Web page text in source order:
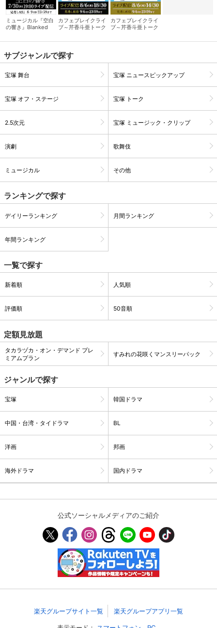
基本情報、本人連絡先、パスワード 、クレ
ジットカード情報の変更が可能です。
現在獲得済みのお得なクーポンを確認でき
レンタル、購入、定額見放題の購入履歴の
お気に入りに登録した作品を確認できま
閲覧履歴
サイト内の閲覧履歴を確認できます。履歴
の削除も可能です。
視聴年齢制限
サイト内で表示される作品の表示制限が可
能です。5段階の年齢区分から選択できま
す。
スマホなどでRakuten TVを視聴する際のデ
バイス連携の設定ができます。
す。
メルマガ
定額見放題解約
定額見放題コンテンツの解約はこちらから
可能です。
ログアウト
ミュージカル『空白
の響き』Blanked
カフェブレイクライ
ブ～芹香斗亜トーク
カフェブレイクライ
ブ～芹香斗亜トーク
サブジャンルで探す
宝塚 舞台 宝塚 ニュースピックアップ
宝塚 オフ・ステージ 宝塚 トーク
2.5次元 宝塚 ミュージック・クリップ
演劇 歌舞伎
ミュージカル その他
ランキングで探す
デイリーランキング 月間ランキング
年間ランキング
一覧で探す
新着順 人気順
評価順 50音順
定額見放題
タカラヅカ・オン・デマンド プレ
ミアムプラン
すみれの花咲くマンスリーパック
ジャンルで探す
宝塚 韓国ドラマ
中国・台湾・タイドラマ BL
洋画 邦画
海外ドラマ 国内ドラマ
公式ソーシャルメディアのご紹介
楽天グループサイト一覧 楽天グループアプリ一覧